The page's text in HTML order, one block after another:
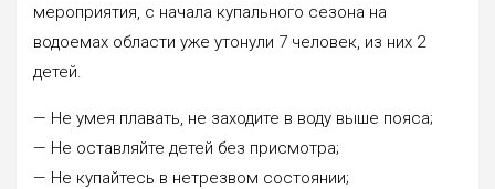
мероприятия, с начала купального сезона на
водоемах области уже утонули 7 человек, из них 2
детей.
— Не умея плавать, не заходите в воду выше пояса;
— Не оставляйте детей без присмотра;
— Не купайтесь в нетрезвом состоянии;